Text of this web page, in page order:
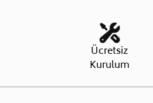
Ücretsiz
Kurulum